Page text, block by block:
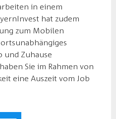
in einem
hat zudem
zum Mobilen
und Zuhause
Sie im Rahmen von
eine Auszeit vom Job